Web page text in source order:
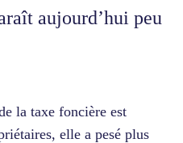
aujourd’hui peu
la taxe foncière est
elle a pesé plus